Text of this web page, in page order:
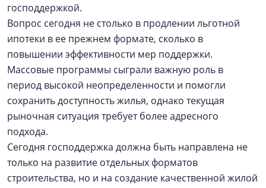
господдержкой.
Вопрос сегодня не столько в продлении льготной
ипотеки в ее прежнем формате, сколько в
повышении эффективности мер поддержки.
Массовые программы сыграли важную роль в
период высокой неопределенности и помогли
сохранить доступность жилья, однако текущая
рыночная ситуация требует более адресного
подхода.
Сегодня господдержка должна быть направлена не
только на развитие отдельных форматов
строительства, но и на создание качественной жилой